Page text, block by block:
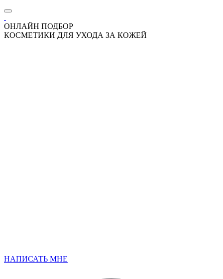
ОНЛАЙН ПОДБОР
КОСМЕТИКИ ДЛЯ УХОДА ЗА КОЖЕЙ
НАПИСАТЬ МНЕ